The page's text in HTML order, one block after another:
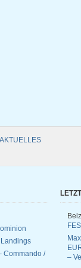
Landings
Commando /
–